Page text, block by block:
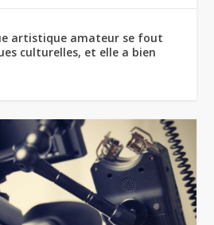
artistique amateur se fout
culturelles, et elle a bien